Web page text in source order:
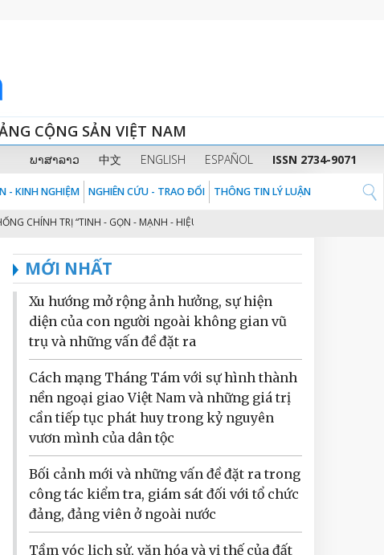
CỘNG SẢN VIỆT NAM
ພາສາລາວ 中文 ENGLISH ESPAÑOL ISSN 2734-9071
- KINH NGHIỆM NGHIÊN CỨU - TRAO ĐỔI THÔNG TIN LÝ LUẬN
TRỊ “TINH - GỌN - MẠNH - HIỆU NĂNG - HIỆU LỰC - HIỆU QUẢ” THEO TINH
MỚI NHẤT
Xu hướng mở rộng ảnh hưởng, sự hiện
diện của con người ngoài không gian vũ
trụ và những vấn đề đặt ra
Cách mạng Tháng Tám với sự hình thành
nền ngoại giao Việt Nam và những giá trị
cần tiếp tục phát huy trong kỷ nguyên
vươn mình của dân tộc
Bối cảnh mới và những vấn đề đặt ra trong
công tác kiểm tra, giám sát đối với tổ chức
đảng, đảng viên ở ngoài nước
Tầm vóc lịch sử, văn hóa và vị thế của đất